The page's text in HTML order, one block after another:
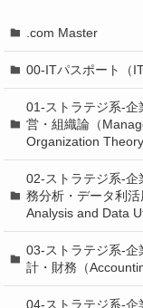
.com Master
00-ITパスポート（
01-ストラテジ系-企
営・組織論（
Organization Theory
02-ストラテジ系-企
務分析・データ利
Analysis and Data
03-ストラテジ系-企
計・財務（
04-ストラテジ系-企